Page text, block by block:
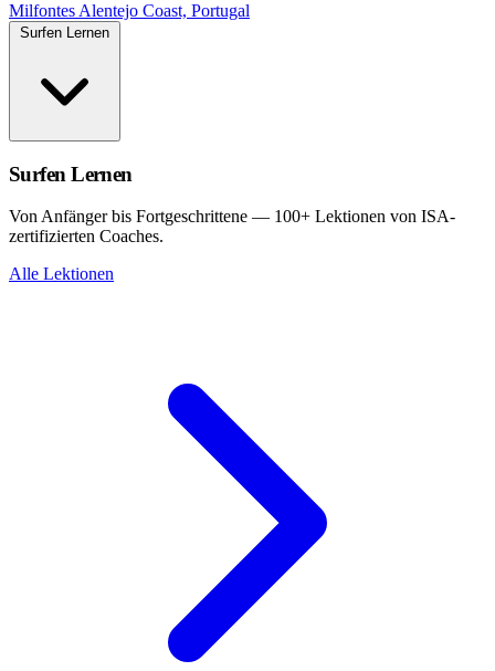
Milfontes Alentejo Coast, Portugal
Surfen Lernen
Von Anfänger bis Fortgeschrittene — 100+ Lektionen von ISA-
zertifizierten Coaches.
Alle Lektionen